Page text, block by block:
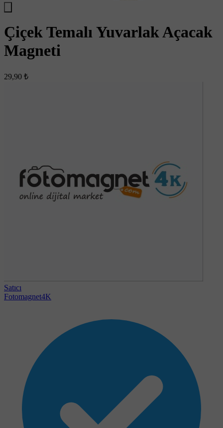
Çiçek Temalı Yuvarlak Açacak
Magneti
29,90 ₺
Satıcı
Fotomagnet4K